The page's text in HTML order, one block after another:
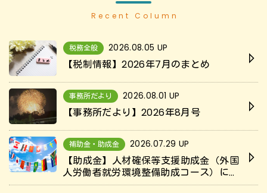
Recent Column
税務全般 2026.08.05 UP
【税制情報】2026年7月のまとめ
事務所だより 2026.08.01 UP
【事務所だより】2026年8月号
補助金・助成金 2026.07.29 UP
【助成金】人材確保等支援助成金（外国
人労働者就労環境整備助成コース）につ
いて解説